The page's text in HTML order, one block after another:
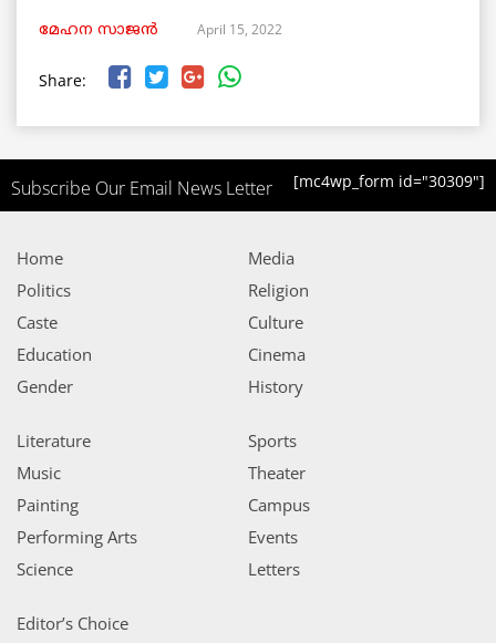
മേഹന സാജൻ April 15, 2022
Share:
Subscribe Our Email News Letter [mc4wp_form id="30309"]
Home
Politics
Caste
Education
Gender
Media
Religion
Culture
Cinema
History
Literature
Music
Painting
Performing Arts
Science
Sports
Theater
Campus
Events
Letters
Editor’s Choice